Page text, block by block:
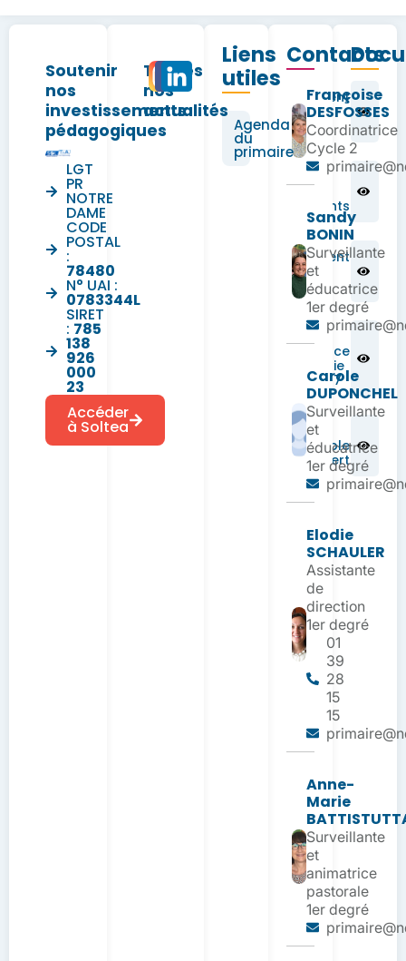
Règlement
Intérieur
Primaire
Charte des
correspondants
Règlement
pôle
médical
d’urgence
infirmerie
RS 26-27
Un
cartable
plus vert
Contacts
Françoise
DESFOSSES
Coordinatrice
Cycle 2
Sandy
BONIN
Surveillante
et
éducatrice
1er degré
Carole
DUPONCHEL
Surveillante
et
éducatrice
1er degré
Elodie
SCHAULER
Assistante
de
direction
1er degré
01
39
28
15
15
Anne-
Marie
Surveillante
et
animatrice
pastorale
1er degré
Liens
utiles
Agenda
du
primaire
Toutes
nos
actualités
Soutenir
nos
investissements
pédagogiques
LGT
PR
NOTRE
DAME
CODE
POSTAL
:
78480
N° UAI :
0783344L
SIRET
: 785
138
926
000
23
Accéder
à Soltea